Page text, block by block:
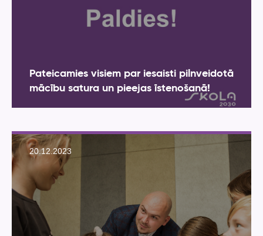
Pateicamies visiem par iesaisti pilnveidotā
mācību satura un pieejas īstenošanā!
20.12.2023